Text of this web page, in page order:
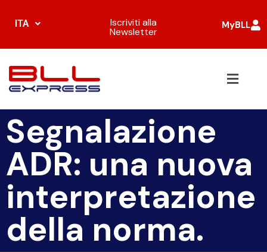
ITA Iscriviti alla
Newsletter
MyBLL
Segnalazione
ADR: una nuova
interpretazione
della norma.